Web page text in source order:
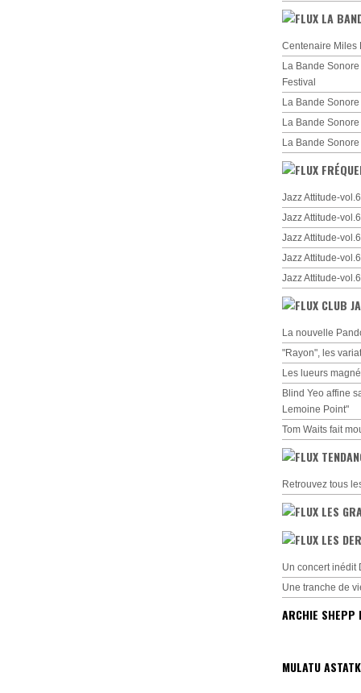
LA
Centenaire Miles
La Bande
Festival
La Bande
La Bande
La Bande
Jazz Attitude-
Jazz Attitude-
Jazz Attitude-
Jazz Attitude-
Jazz Attitude-
CLUB
La nouvelle
"Rayon", les
Les lueurs
Blind Yeo affine
Lemoine Point"
Tom Waits fait
Retrouvez tous
LES
LES
Un concert inédit
Une tranche de
ARCHIE SHEPP
MULATU